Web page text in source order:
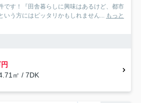
です！『田舎暮らしに興味はあるけど、都市
いう方にはピッタリかもしれません...
もっと
㎡ / 7DK